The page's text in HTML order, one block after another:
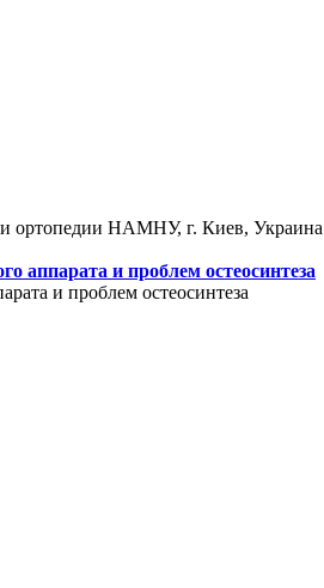
и ортопедии НАМНУ, г. Киев, Украина
аппарата и проблем остеосинтеза
и проблем остеосинтеза